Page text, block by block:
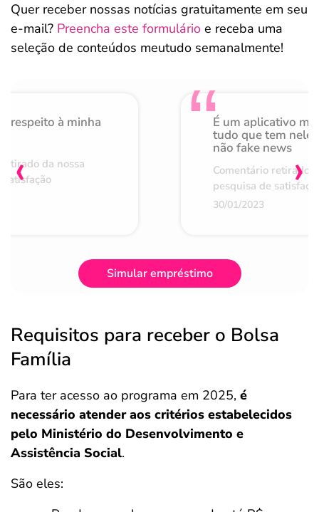
Quer receber nossas notícias gratuitamente em seu
e-mail? Preencha este formulário e receba uma
seleção de conteúdos meutudo semanalmente!
respeito à minha
da nossa
É um aplicativo
tudo que tem nele
não fake news
Comentário retirado
pesquisa de
30/01/2023
‹ ›
Simular empréstimo
Requisitos para receber o Bolsa
Família
Para ter acesso ao programa em 2025, é
necessário atender aos critérios estabelecidos
pelo Ministério do Desenvolvimento e
Assistência Social.
São eles: